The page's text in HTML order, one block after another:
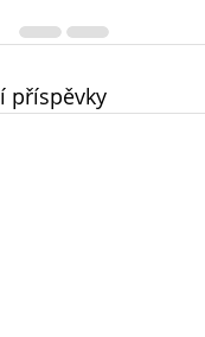
příspěvky